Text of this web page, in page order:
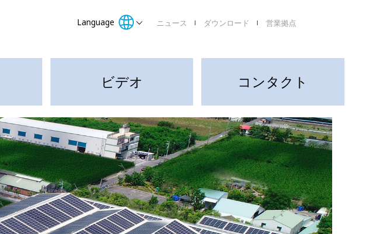
Language ニュース ダウンロード 営業拠点
ビデオ コンタクト